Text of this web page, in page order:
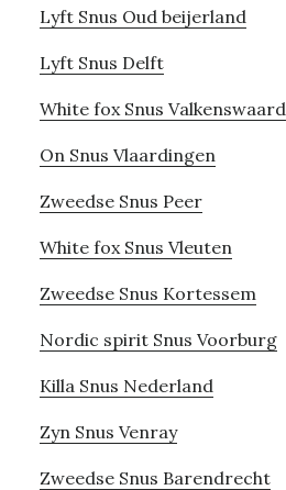
Lyft Snus Oud beijerland
Lyft Snus Delft
White fox Snus Valkenswaard
On Snus Vlaardingen
Zweedse Snus Peer
White fox Snus Vleuten
Zweedse Snus Kortessem
Nordic spirit Snus Voorburg
Killa Snus Nederland
Zyn Snus Venray
Zweedse Snus Barendrecht